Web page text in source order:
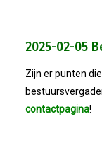
2025-02-05
Zijn er punten
contactpagina!